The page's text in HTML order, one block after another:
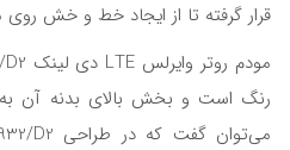
قرار گرفته تا از ایجاد خط و خش
رنگ است و بخش بالای بدنه آن